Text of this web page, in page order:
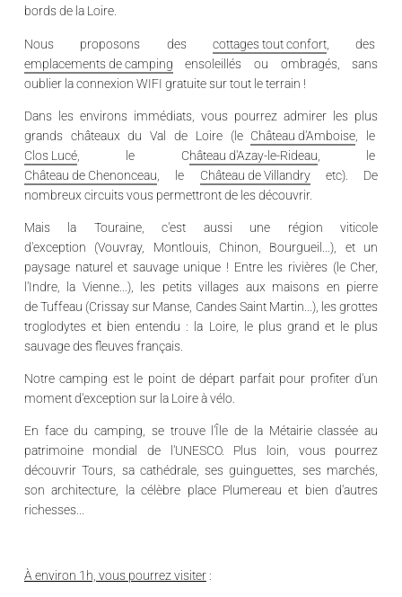
bords de la Loire.
Nous proposons des cottages tout confort, des
emplacements de camping ensoleillés ou ombragés, sans
oublier la connexion WIFI gratuite sur tout le terrain !
Dans les environs immédiats, vous pourrezadmirer les plus
grands châteaux du Val de Loire(le Château d'Amboise , le
Clos Lucé, le Château d'Azay-le-Rideau , le
Château de Chenonceau , le Château de Villandryetc). De
nombreux circuits vous permettront de les découvrir.
Mais la Touraine, c'est aussi une région viticole
d'exception (Vouvray, Montlouis, Chinon, Bourgueil
...), et un
paysage naturel et sauvage unique ! Entre les rivières (le Cher,
l'Indre, la Vienne...), les petits villages aux maisons en pierre
de Tuffeau (Crissay sur Manse, Candes Saint Martin ...), lesgrottes
troglodyteset bien entendu : la Loire, le plus grand et le plus
sauvage des fleuves français.
Notre camping est le point de départ parfaitpour profiter d'un
moment d'exception sur la Loire à vélo
En face du camping, se trouve l'Île de la Métairieclassée au
patrimoine mondial de l'UNESCO. Plus loin, vous pourrez
découvrirTours, sa cathédrale, ses guinguettes, ses marchés,
son architecture, la célèbre place Plumereau et bien d'autres
richesses...
À environ 1h, vous pourrez visiter: